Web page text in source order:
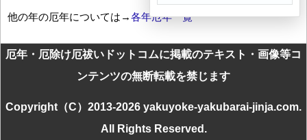
他の年の厄年については→各年厄年一覧
厄年・厄除け厄祓いドットコムに掲載のテキスト・画像等コ
ンテンツの無断転載を禁じます
Copyright（C）2013-2026 yakuyoke-yakubarai-jinja.com.
All Rights Reserved.